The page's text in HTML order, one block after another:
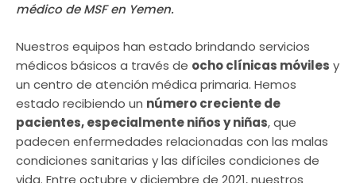
médico de MSF en Yemen.
Nuestros equipos han estado brindando servicios
médicos básicos a través de ocho clínicas móviles y
un centro de atención médica primaria. Hemos
estado recibiendo un número creciente de
pacientes, especialmente niños y niñas, que
padecen enfermedades relacionadas con las malas
condiciones sanitarias y las difíciles condiciones de
vida. Entre octubre y diciembre de 2021, nuestros